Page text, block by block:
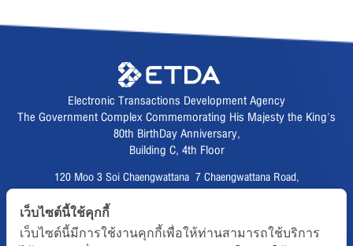
Electronic Transactions Development Agency
The Government Complex Commemorating His Majesty the King's
80th BirthDay Anniversary,
Building C, 4th Floor
120 Moo 3 Soi Chaengwattana 7 Chaengwattana Road,
Fax :02 123 1200
เว็บไซต์นี้ใช้คุกกี้
เว็บไซต์นี้มีการใช้งานคุกกี้เพื่อให้ท่านสามารถใช้บริการ